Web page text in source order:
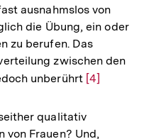
ausnahmslos von
die Übung, ein oder
zu berufen. Das
zwischen den
unberührt Zur
der
Fußnote
[4]
qualitativ
von Frauen? Und,